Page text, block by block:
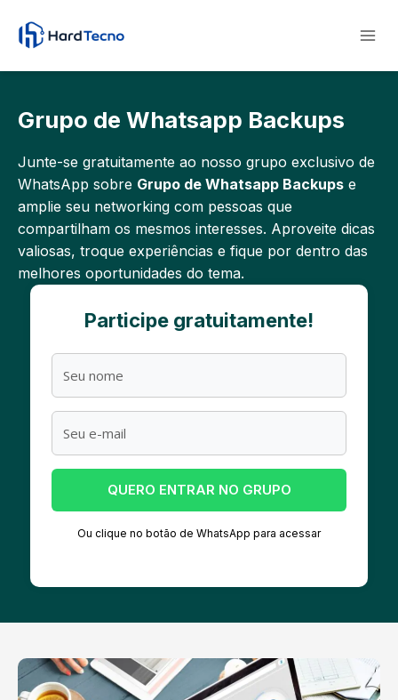
para
Conteúdo
Grupo de Whatsapp Backups
Junte-se gratuitamente ao nosso grupo exclusivo de
WhatsApp sobre Grupo de Whatsapp Backups e
amplie seu networking com pessoas que
compartilham os mesmos interesses. Aproveite dicas
valiosas, troque experiências e fique por dentro das
melhores oportunidades do tema.
Participe gratuitamente!
QUERO ENTRAR NO GRUPO
Ou clique no botão de WhatsApp para acessar